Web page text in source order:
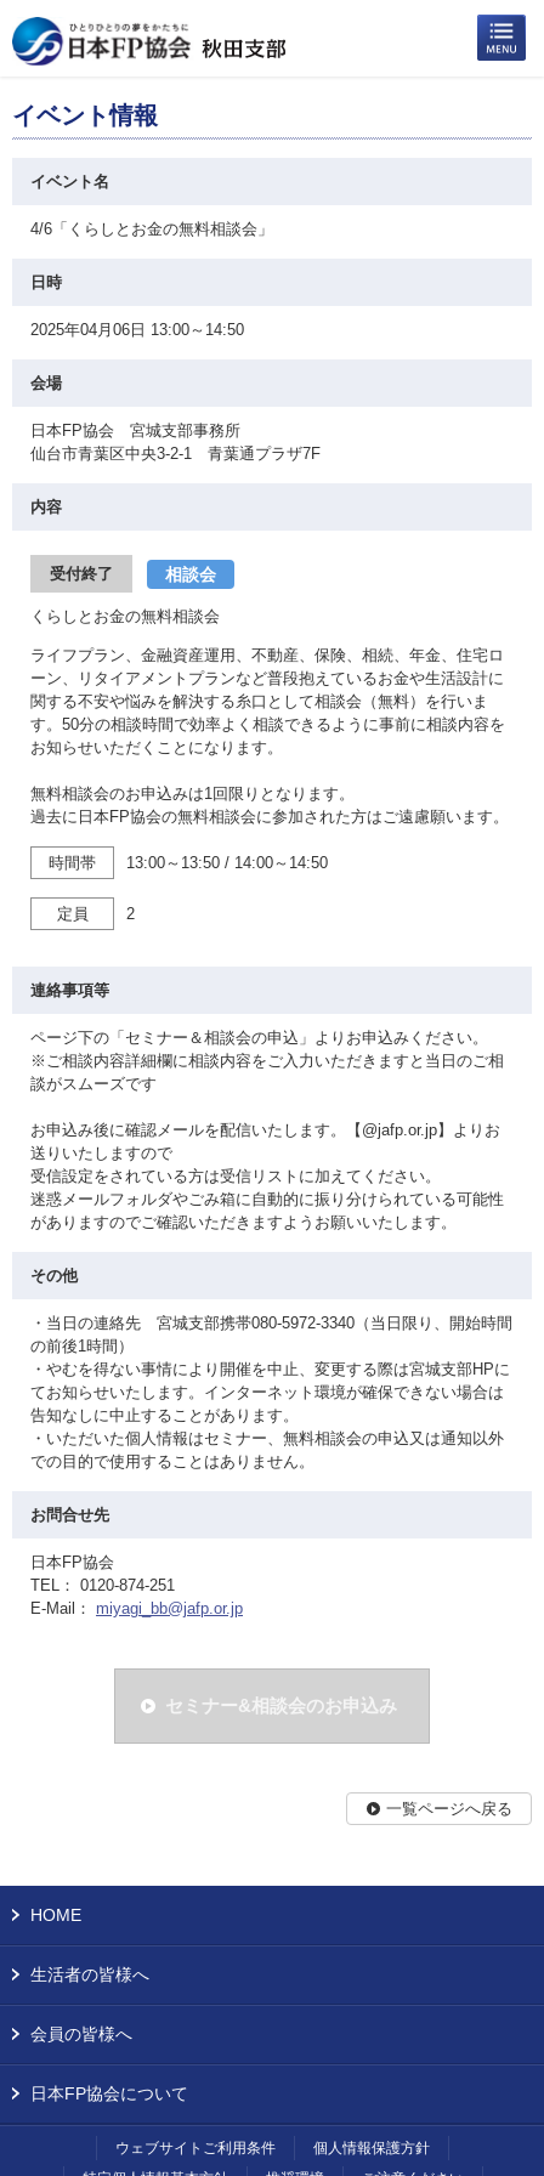
イベント情報
イベント名
4/6「くらしとお金の無料相談会」
日時
2025年04月06日 13:00～14:50
会場
日本FP協会 宮城支部事務所
仙台市青葉区中央3-2-1 青葉通プラザ7F
内容
受付終了 相談会
くらしとお金の無料相談会
ライフプラン、金融資産運用、不動産、保険、相続、年金、住宅ロ
ーン、リタイアメントプランなど普段抱えているお金や生活設計に
関する不安や悩みを解決する糸口として相談会（無料）を行いま
す。50分の相談時間で効率よく相談できるように事前に相談内容を
お知らせいただくことになります。
無料相談会のお申込みは1回限りとなります。
過去に日本FP協会の無料相談会に参加された方はご遠慮願います。
時間帯 13:00～13:50 / 14:00～14:50
定員 2
連絡事項等
ページ下の「セミナー＆相談会の申込」よりお申込みください。
※ご相談内容詳細欄に相談内容をご入力いただきますと当日のご相
談がスムーズです
お申込み後に確認メールを配信いたします。【@jafp.or.jp】よりお
送りいたしますので
受信設定をされている方は受信リストに加えてください。
迷惑メールフォルダやごみ箱に自動的に振り分けられている可能性
がありますのでご確認いただきますようお願いいたします。
その他
・当日の連絡先 宮城支部携帯080-5972-3340（当日限り、開始時間
の前後1時間）
・やむを得ない事情により開催を中止、変更する際は宮城支部HPに
てお知らせいたします。インターネット環境が確保できない場合は
告知なしに中止することがあります。
・いただいた個人情報はセミナー、無料相談会の申込又は通知以外
での目的で使用することはありません。
お問合せ先
日本FP協会
TEL： 0120-874-251
E-Mail： miyagi_bb@jafp.or.jp
セミナー&相談会のお申込み
一覧ページへ戻る
HOME
生活者の皆様へ
会員の皆様へ
日本FP協会について
ウェブサイトご利用条件
個人情報保護方針